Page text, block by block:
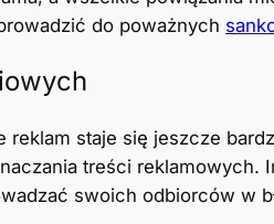
do poważnych
staje się jeszcze
treści
swoich odbiorców w